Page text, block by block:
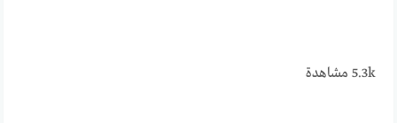
5.3k مشاهدة